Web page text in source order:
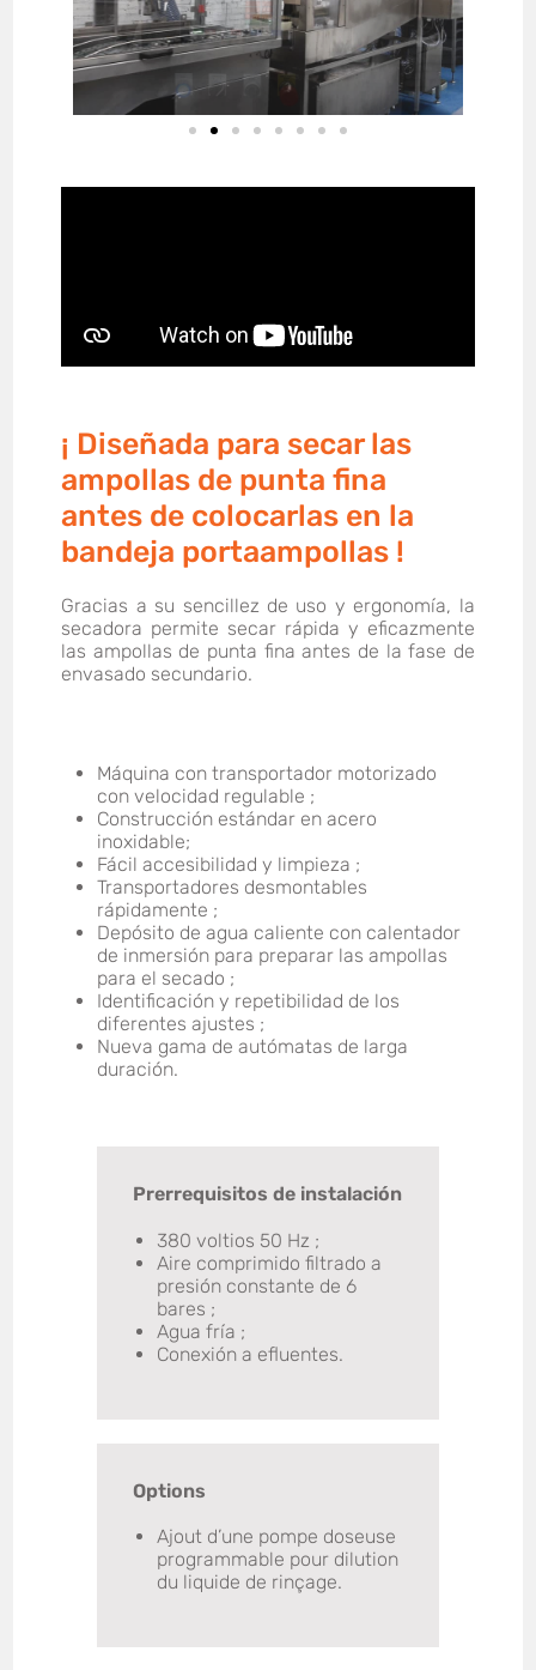
¡ Diseñada para secar las
ampollas de punta fina
antes de colocarlas en la
bandeja portaampollas !
Gracias a su sencillez de uso y ergonomía, la
secadora permite secar rápida y eficazmente
las ampollas de punta fina antes de la fase de
envasado secundario.
Máquina con transportador motorizado
con velocidad regulable ;
Construcción estándar en acero
inoxidable;
Fácil accesibilidad y limpieza ;
Transportadores desmontables
rápidamente ;
Depósito de agua caliente con calentador
de inmersión para preparar las ampollas
para el secado ;
Identificación y repetibilidad de los
diferentes ajustes ;
Nueva gama de autómatas de larga
duración.
Prerrequisitos de instalación
380 voltios 50 Hz ;
Aire comprimido filtrado a
presión constante de 6
bares ;
Agua fría ;
Conexión a efluentes.
Options
Ajout d’une pompe doseuse
programmable pour dilution
du liquide de rinçage.